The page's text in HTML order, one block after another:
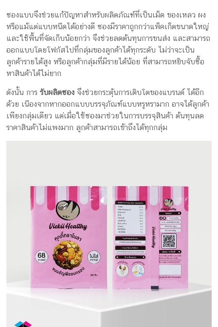
ซองแบบจึงช่วยแก้ปัญหาสำหรับผลิตภัณฑ์ที่เป็นเม็ด ของเหลว ผง
หรือแม้แต่แบบหนืดได้อย่างดี ซองมีราคาถูกกว่าแพ็คเก็ตขนาดใหญ่
และใช้พื้นที่จัดเก็บน้อยกว่า จึงช่วยลดต้นทุนการขนส่ง และสามารถ
ออกแบบโดยโฟกัสไปที่กลุ่มของลูกค้าได้ทุกระดับ ไม่ว่าจะเป็น
ลูกค้ารายได้สูง หรือลูกค้ากลุ่มที่มีรายได้น้อย ที่สามารถหยิบจับซื้อ
หาสินค้าได้ไม่ยาก
ดังนั้น การรับผลิตซอง จึงช่วยกระตุ้นการเติบโตของแบรนด์ ได้อีก
ด้วย เนืองจากหากออกแบบบรรจุภัณฑ์แบบหรูหรามาก อาจได้ลูกค้า
เพียงกลุ่มเดียว แต่เมื่อใช้ซองมาช่วยในการบรรจุสินค้า ต้นทุนลด
ราคาสินค้าไม่แพงมาก ลูกค้าสามารถเข้าถึงได้ทุกกลุ่ม